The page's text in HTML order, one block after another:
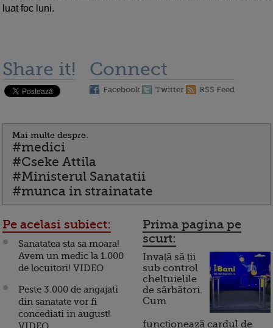
luat foc luni.
Share it! Connect
Facebook Twitter RSS Feed
Mai multe despre:
#medici
#Cseke Attila
#Ministerul Sanatatii
#munca in strainatate
Pe acelasi subiect:
Sanatatea sta sa moara!
Avem un medic la 1.000
de locuitori! VIDEO
Peste 3.000 de angajati
din sanatate vor fi
concediati in august!
Prima pagina pe
scurt:
Invață să ții
sub control
cheltuielile
de sărbători.
Cum
funcționează cardul de